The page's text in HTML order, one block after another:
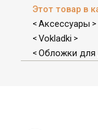
Этот товар в
< Аксессуары >
< Vokladki >
< Обложки для